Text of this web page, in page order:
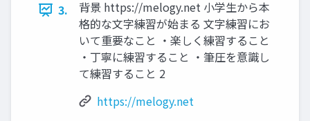
3.
背景 https://melogy.net 小学生から本
格的な文字練習が始まる 文字練習にお
いて重要なこと ・楽しく練習すること
・丁寧に練習すること ・筆圧を意識し
て練習すること 2
https://melogy.net